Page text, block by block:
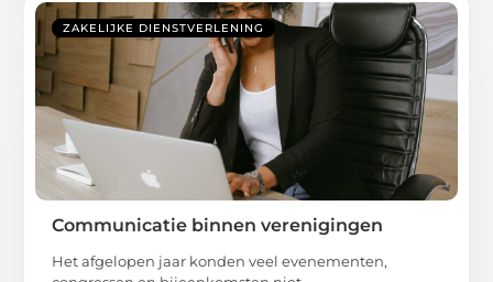
ZAKELIJKE DIENSTVERLENING
Communicatie binnen verenigingen
Het afgelopen jaar konden veel evenementen,